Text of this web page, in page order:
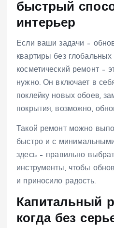
быстрый
интерьер
Если ваши задачи –
квартиры без глобальных
косметический ремонт –
нужно. Он включает в
поклейку новых обоев,
покрытия, возможно,
Такой ремонт можно
быстро и с
здесь – правильно
инструменты, чтобы
и приносило радость.
Капитальный
когда без